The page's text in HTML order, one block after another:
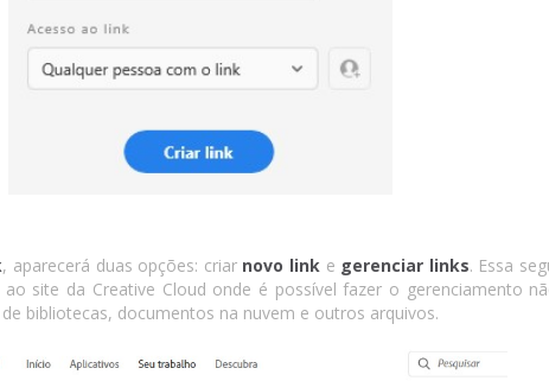
, aparecerá duas opções: criar novo link e gerenciar links. Essa
site da Creative Cloud onde é possível fazer o gerenciamento
bibliotecas, documentos na nuvem e outros arquivos.